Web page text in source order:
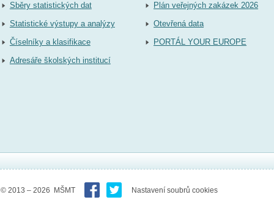
Sběry statistických dat
Statistické výstupy a analýzy
Číselníky a klasifikace
Adresáře školských institucí
Plán veřejných zakázek 2026
Otevřená data
PORTÁL YOUR EUROPE
© 2013 – 2026 MŠMT Nastavení soubrů cookies